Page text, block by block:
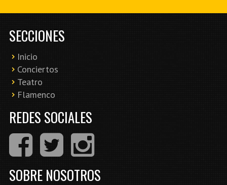
SECCIONES
Inicio
Conciertos
Teatro
Flamenco
REDES SOCIALES
SOBRE NOSOTROS